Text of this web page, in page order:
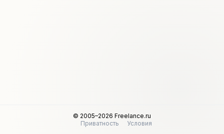
© 2005–2026 Freelance.ru
Приватность
Условия